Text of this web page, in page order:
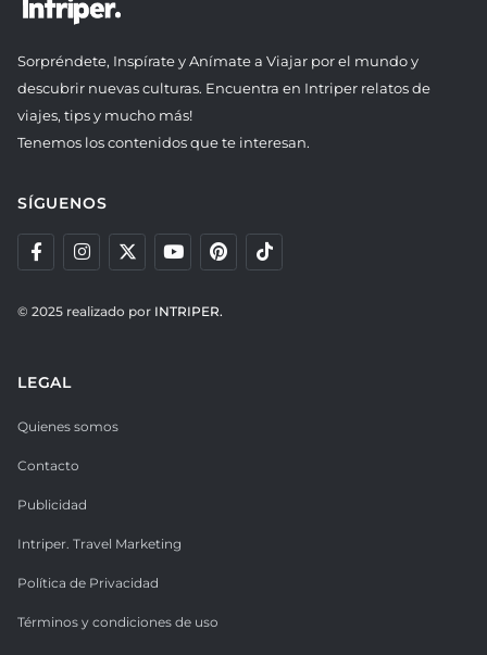
Sorpréndete, Inspírate y Anímate a Viajar por el mundo y
descubrir nuevas culturas. Encuentra en Intriper relatos de
viajes, tips y mucho más!
Tenemos los contenidos que te interesan.
SÍGUENOS
© 2025 realizado por INTRIPER.
LEGAL
Quienes somos
Contacto
Publicidad
Intriper. Travel Marketing
Política de Privacidad
Términos y condiciones de uso